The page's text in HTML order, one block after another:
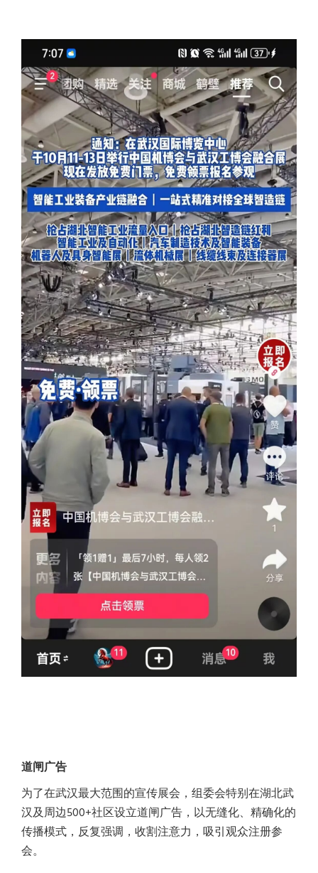
道闸广告
为了在武汉最大范围的宣传展会，组委会特别在湖北武
汉及周边500+社区设立道闸广告，以无缝化、精确化的
传播模式，反复强调，收割注意力，吸引观众注册参
会。